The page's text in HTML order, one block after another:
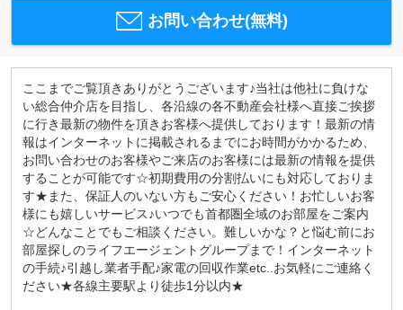
お問い合わせ(無料)
ここまでご覧頂きありがとうございます♪当社は他社に負けな
い総合仲介店を目指し、各沿線の各不動産会社様へ直接ご挨拶
に行き最新の物件を頂きお客様へ提供しております！最新の情
報はインターネットに掲載されるまでにお時間がかかるため、
お問い合わせのお客様やご来店のお客様には最新の情報を提供
することが可能です☆初期費用の分割払いにも対応しておりま
す★また、保証人のいない方もご安心ください！お忙しいお客
様にも嬉しいサービス♪いつでも首都圏全域のお部屋をご案内
☆どんなことでもご相談ください。難しいかな？と悩む前にお
部屋探しのライフエージェントグループまで！インターネット
の手続♪引越し業者手配♪家電の回収作業etc..お気軽にご連絡く
ださい★各線主要駅より徒歩1分以内★